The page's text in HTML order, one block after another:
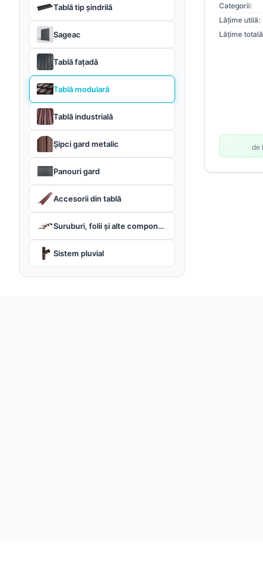
Tablă tip șindrilă
Sageac
Tablă fațadă
Tablă modulară
Tablă industrială
Șipci gard metalic
Panouri gard
Accesorii din tablă
Suruburi, folii și alte componente
Sistem pluvial
Categorii:
Lățime utilă:
Lățime
de